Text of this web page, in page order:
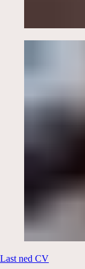
Last ned CV